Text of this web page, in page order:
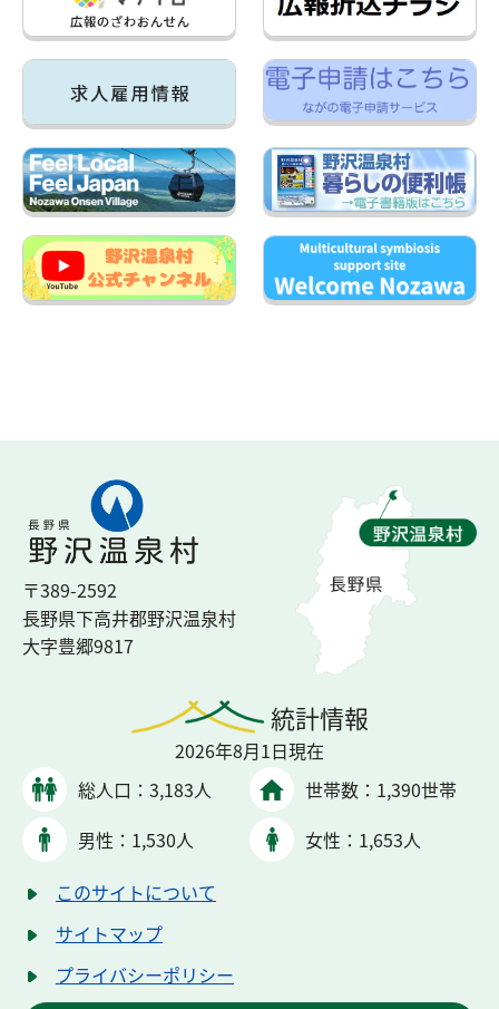
〒389-2592
長野県下高井郡野沢温泉村
大字豊郷9817
統計情報
2026年8月1日現在
総人口： 3,183人 世帯数： 1,390世帯
男性： 1,530人 女性： 1,653人
このサイトについて
サイトマップ
プライバシーポリシー